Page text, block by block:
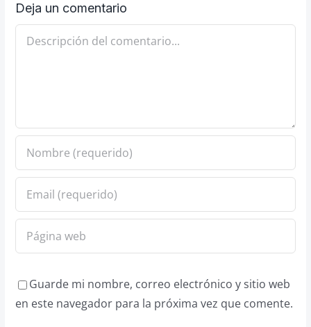
Deja un comentario
Comentario
Guarde mi nombre, correo electrónico y sitio web
en este navegador para la próxima vez que comente.